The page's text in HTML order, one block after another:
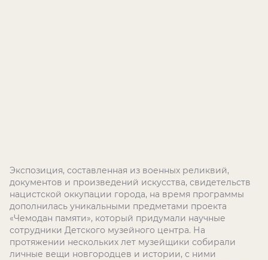
Экспозиция, составленная из военных реликвий,
документов и произведений искусства, свидетельств
нацистской оккупации города, на время программы
дополнилась уникальными предметами проекта
«Чемодан памяти», который придумали научные
сотрудники Детского музейного центра. На
протяжении нескольких лет музейщики собирали
личные вещи новгородцев и истории, с ними